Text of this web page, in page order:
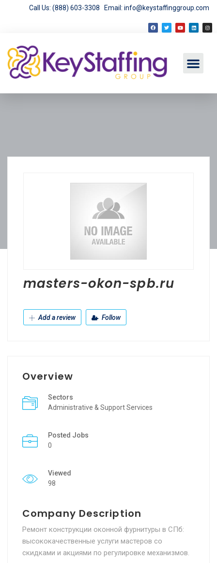
Call Us: (888) 603-3308 Email: info@keystaffinggroup.com
masters-okon-spb.ru
Add a review Follow
Overview
Sectors
Administrative & Support Services
Posted Jobs
0
Viewed
98
Company Description
Ремонт конструкции оконной фурнитуры в СПб:
высококачественные услуги мастеров со
скидками и акциями по регулировке механизмов.